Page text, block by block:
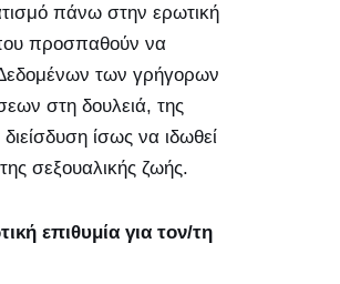
πάνω στην ερωτική
προσπαθούν να
Δεδομένων των γρήγορων
στη δουλειά, της
ίσως να ιδωθεί
σεξουαλικής ζωής.
επιθυμία για τον/τη